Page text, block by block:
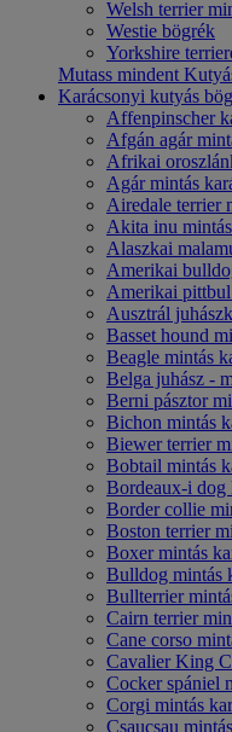
Welsh terrier
Westie bögrék
Yorkshire
Mutass mindent
Karácsonyi kutyás
Affenpinscher
Afgán agár
Afrikai
Agár mintás
Airedale terrier
Akita inu
Alaszkai
Amerikai
Amerikai
Ausztrál
Basset hound
Beagle mintás
Belga juhász -
Berni pásztor
Bichon mintás
Biewer terrier
Bobtail mintás
Bordeaux-i dog
Border collie
Boston terrier
Boxer mintás
Bulldog mintás
Bullterrier
Cairn terrier
Cane corso
Cavalier King
Cocker spániel
Corgi mintás
Csaucsau